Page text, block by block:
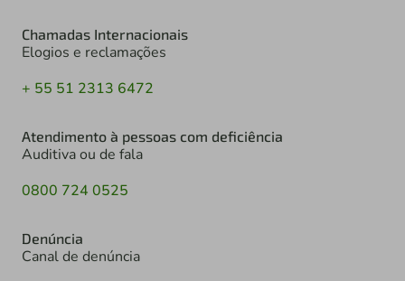
Chamadas Internacionais
Elogios e reclamações
+ 55 51 2313 6472
Atendimento à pessoas com deficiência
Auditiva ou de fala
0800 724 0525
Denúncia
Canal de denúncia